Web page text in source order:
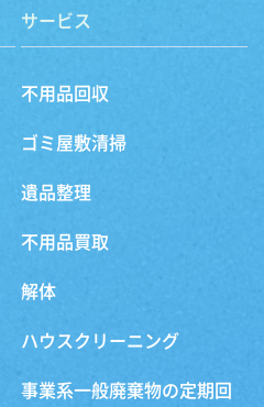
サービス
不用品回収
ゴミ屋敷清掃
遺品整理
不用品買取
解体
ハウスクリーニング
事業系一般廃棄物の定期回